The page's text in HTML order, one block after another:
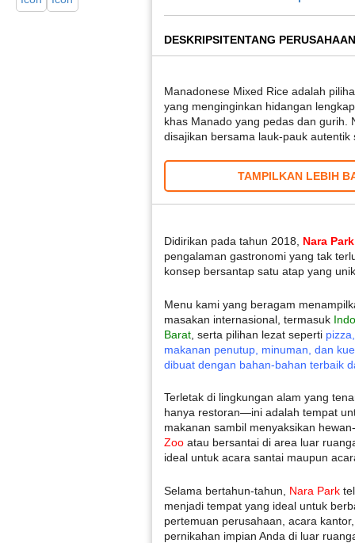
DESKRIPSITENTANG PERUSAHAAN
Manadonese Mixed Rice adalah
yang menginginkan hidangan
khas Manado yang pedas dan gurih.
disajikan bersama lauk-pauk
TAMPILKAN LEBIH
Didirikan pada tahun 2018, Nara Park
pengalaman gastronomi yang tak
konsep bersantap satu atap yang
Menu kami yang beragam
masakan internasional, termasuk
Barat , serta pilihan lezat seperti
makanan penutup, minuman, dan
dibuat dengan bahan-bahan terbaik
Terletak di lingkungan alam yang
hanya restoran—ini adalah tempat
makanan sambil menyaksikan
Zoo atau bersantai di area luar
ideal untuk acara santai maupun
Selama bertahun-tahun, Nara Park
menjadi tempat yang ideal untuk
pertemuan perusahaan, acara
pernikahan impian Anda di luar